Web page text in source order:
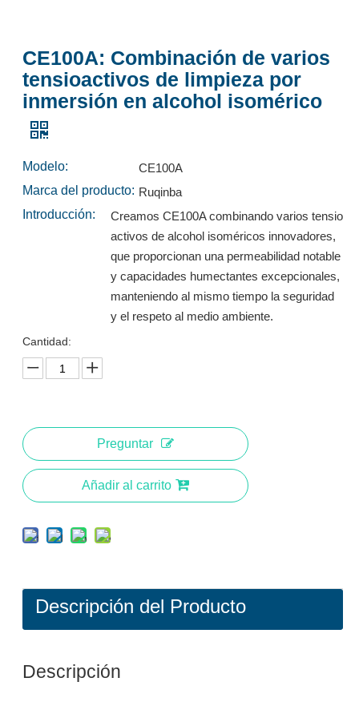
CE160P: Surfactante de limpieza por inmersión en alcohol isomérico ecológico FS-01: dispersante de polímero de alto rendimiento con excelente estabilidad y eficiencia de limpieza
S661A: Surfactante de limpieza por inmersión en alcohol isomérico
Preguntar
G10A: tensioactivo ecológico de alto rendimiento para una limpieza profunda
CE100A: Combinación de varios
tensioactivos de limpieza por
inmersión en alcohol isomérico
Modelo:
CE100A
Marca del producto: Ruqinba
Introducción:
Creamos CE100A combinando varios tensio
activos de alcohol isoméricos innovadores,
que proporcionan una permeabilidad notable
y capacidades humectantes excepcionales,
manteniendo al mismo tiempo la seguridad
y el respeto al medio ambiente.
Cantidad:
Preguntar
Añadir al carrito
Descripción del Producto
Descripción